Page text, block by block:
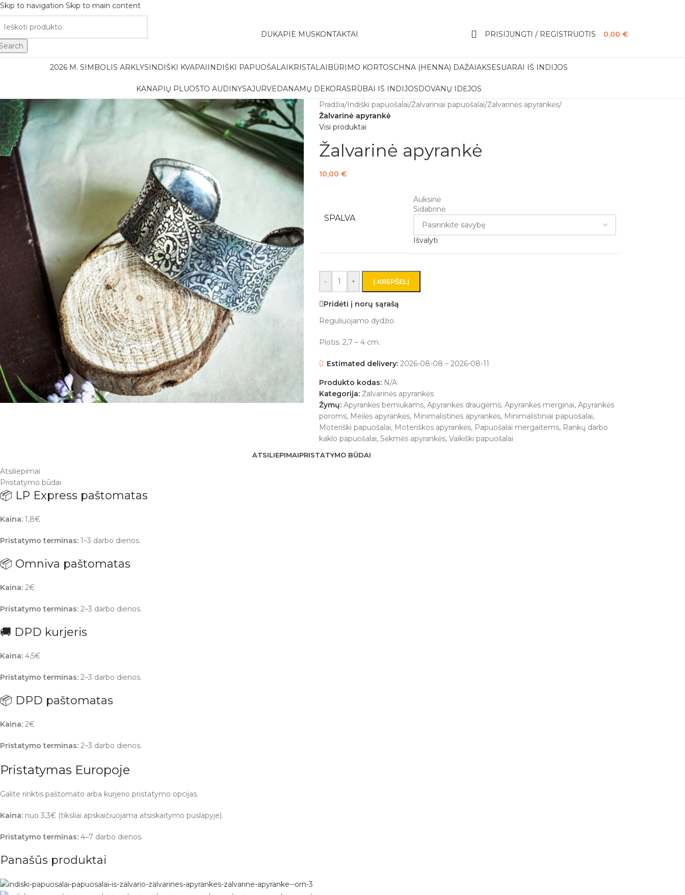
Skip to navigation Skip to main content
DUKAPIE MUSKONTAKTAI PRISIJUNGTI / REGISTRUOTIS 0,00 €
2026 M. SIMBOLIS ARKLYSINDIŠKI KVAPAI INDIŠKI PAPUOŠALAI KRISTALAI BŪRIMO KORTOSCHNA (HENNA) DAŽAIAKSESUARAI IŠ INDIJOS
KANAPIŲ PLUOŠTO AUDINYSAJURVEDANAMŲ DEKORASRŪBAI IŠ INDIJOSDOVANŲ IDĖJOS
Pradžia/Indiški papuošalai/Žalvariniai papuošalai/Žalvarinės apyrankės/
Žalvarinė apyrankė
Visi produktai
Žalvarinė apyrankė
10,00 €
SPALVA
Auksinė
Sidabrinė
Išvalyti
- + Į KREPŠELĮ
Pridėti į norų sąrašą
Reguliuojamo dydžio.
Plotis: 2,7 – 4 cm.
Estimated delivery:2026-08-08 – 2026-08-11
Produkto kodas: N/A
Kategorija: Žalvarinės apyrankės
Žymų: Apyrankės berniukams, Apyrankės draugėms, Apyrankės merginai, Apyrankės
poroms, Meilės apyrankės, Minimalistinės apyrankės, Minimalistiniai papuošalai,
Moteriški papuošalai, Moteriškos apyrankės, Papuošalai mergaitems, Rankų darbo
kaklo papuošalai, Sėkmės apyrankės, Vaikiški papuošalai
ATSILIEPIMAIPRISTATYMO BŪDAI
Atsiliepimai
Pristatymo būdai
📦 LP Express paštomatas
Kaina: 1,8€
Pristatymo terminas: 1–3 darbo dienos.
📦 Omniva paštomatas
Kaina: 2€
Pristatymo terminas: 2–3 darbo dienos.
🚚 DPD kurjeris
Kaina: 4,5€
Pristatymo terminas: 2–3 darbo dienos.
📦 DPD paštomatas
Kaina: 2€
Pristatymo terminas: 2–3 darbo dienos.
Pristatymas Europoje
Galite rinktis paštomato arba kurjerio pristatymo opcijas.
Kaina: nuo 3,3€ (tiksliai apskaičiuojama atsiskaitymo puslapyje).
Pristatymo terminas: 4–7 darbo dienos.
Panašūs produktai